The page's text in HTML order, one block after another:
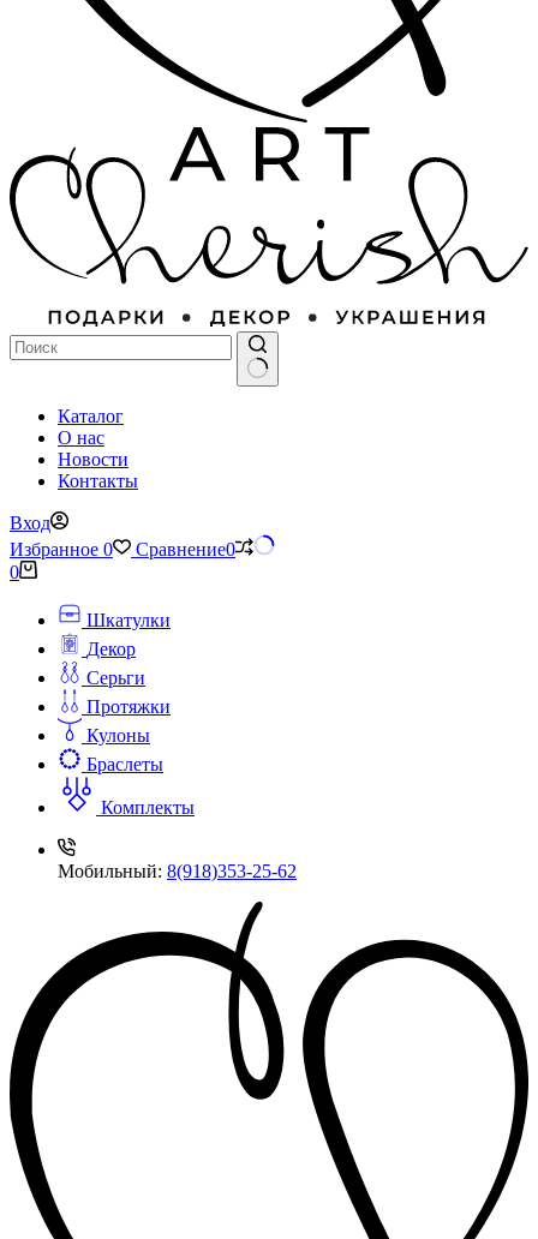
найдено
Каталог
О нас
Новости
Контакты
Вход
Избранное 0 Сравнение0
Корзина
0
Шкатулки
Декор
Серьги
Протяжки
Кулоны
Браслеты
Комплекты
Мобильный: 8(918)353-25-62